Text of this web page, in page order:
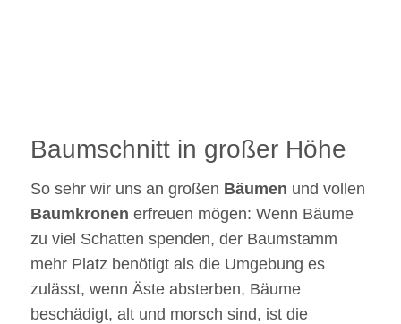
Baumschnitt in großer Höhe
So sehr wir uns an großen Bäumen und vollen
Baumkronen erfreuen mögen: Wenn Bäume
zu viel Schatten spenden, der Baumstamm
mehr Platz benötigt als die Umgebung es
zulässt, wenn Äste absterben, Bäume
beschädigt, alt und morsch sind, ist die